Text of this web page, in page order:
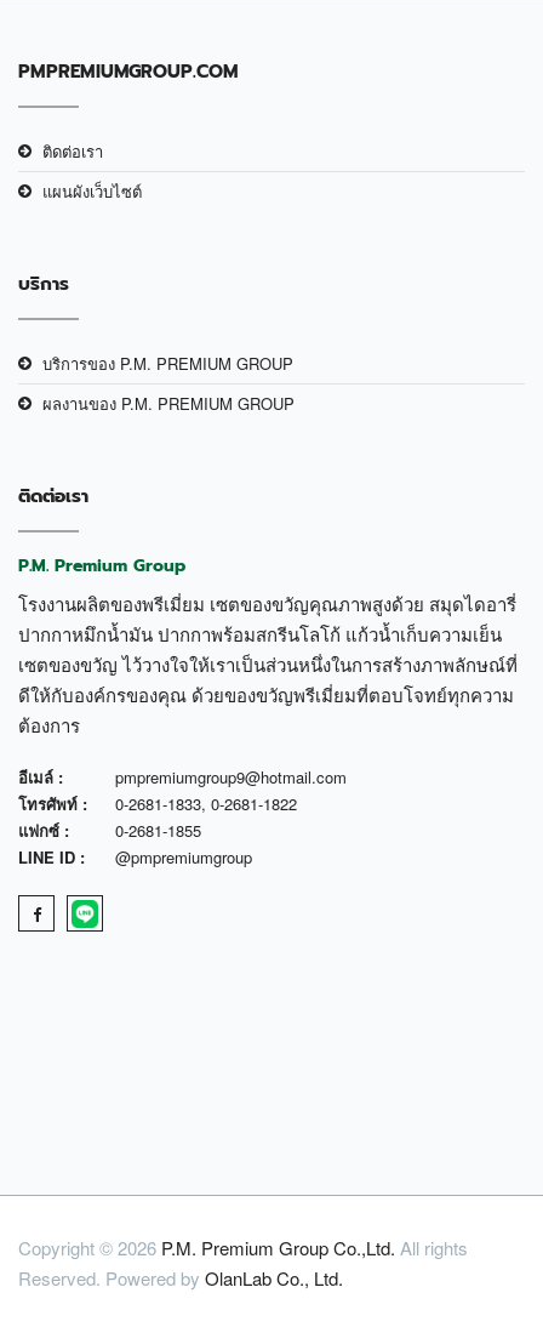
PMPREMIUMGROUP.COM
ติดต่อเรา
แผนผังเว็บไซต์
บริการ
บริการของ P.M. PREMIUM GROUP
ผลงานของ P.M. PREMIUM GROUP
ติดต่อเรา
P.M. Premium Group
โรงงานผลิตของพรีเมี่ยม เซตของขวัญคุณภาพสูงด้วย สมุดไดอารี่
ปากกาหมึกน้ำมัน ปากกาพร้อมสกรีนโลโก้ แก้วน้ำเก็บความเย็น
เซตของขวัญ ไว้วางใจให้เราเป็นส่วนหนึ่งในการสร้างภาพลักษณ์ที่
ดีให้กับองค์กรของคุณ ด้วยของขวัญพรีเมี่ยมที่ตอบโจทย์ทุกความ
ต้องการ
อีเมล์ :
pmpremiumgroup9@hotmail.com
โทรศัพท์ :
0-2681-1833, 0-2681-1822
แฟกซ์ :
0-2681-1855
LINE ID :
@pmpremiumgroup
Copyright © 2026 P.M. Premium Group Co.,Ltd. All rights
Reserved. Powered by OlanLab Co., Ltd.